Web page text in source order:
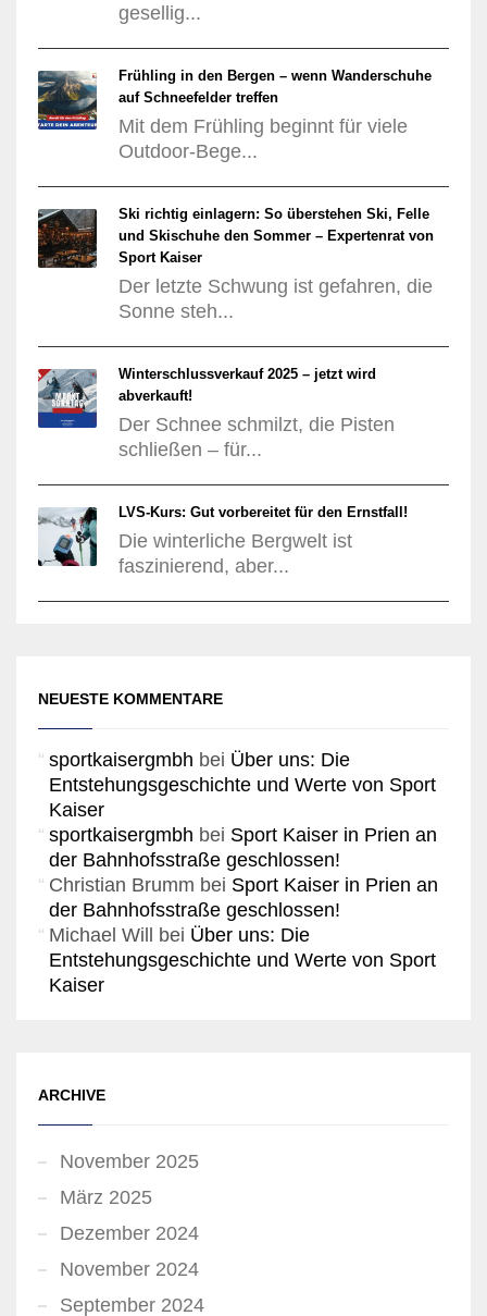
gesellig...
Frühling in den Bergen – wenn Wanderschuhe
auf Schneefelder treffen
Mit dem Frühling beginnt für viele
Outdoor-Bege...
Ski richtig einlagern: So überstehen Ski, Felle
und Skischuhe den Sommer – Expertenrat von
Sport Kaiser
Der letzte Schwung ist gefahren, die
Sonne steh...
Winterschlussverkauf 2025 – jetzt wird
abverkauft!
Der Schnee schmilzt, die Pisten
schließen – für...
LVS-Kurs: Gut vorbereitet für den Ernstfall!
Die winterliche Bergwelt ist
faszinierend, aber...
NEUESTE KOMMENTARE
sportkaisergmbh bei Über uns: Die
Entstehungsgeschichte und Werte von Sport
Kaiser
sportkaisergmbh bei Sport Kaiser in Prien an
der Bahnhofsstraße geschlossen!
Christian Brumm bei Sport Kaiser in Prien an
der Bahnhofsstraße geschlossen!
Michael Will bei Über uns: Die
Entstehungsgeschichte und Werte von Sport
Kaiser
ARCHIVE
November 2025
März 2025
Dezember 2024
November 2024
September 2024